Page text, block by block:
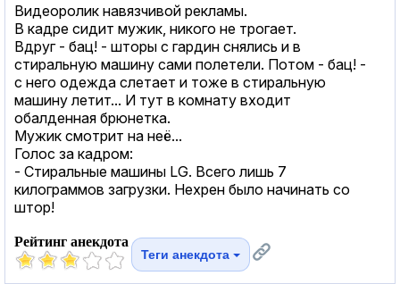
Видеоролик навязчивой рекламы.
В кадре сидит мужик, никого не трогает.
Вдруг - бац! - шторы с гардин снялись и в
стиральную машину сами полетели. Потом - бац! -
с него одежда слетает и тоже в стиральную
машину летит... И тут в комнату входит
обалденная брюнетка.
Мужик смотрит на неё...
Голос за кадром:
- Стиральные машины LG. Всего лишь 7
килограммов загрузки. Нехрен было начинать со
штор!
Рейтинг анекдота
Теги анекдота